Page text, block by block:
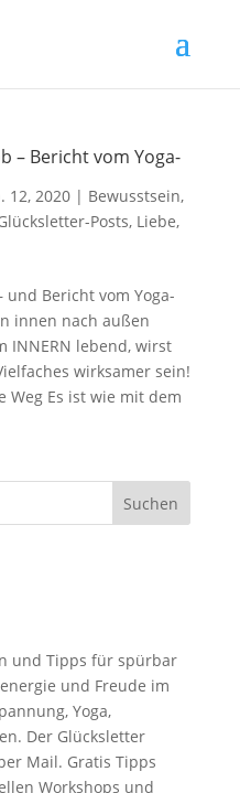
– Bericht vom Yoga-
12, 2020| Bewusstsein,
Posts, Liebe,
Bericht vom Yoga-
innen nach außen
INNERN lebend, wirst
wirksamer sein!
Weg Es ist wie mit dem
und Tipps für spürbar
und Freude im
Yoga,
Der Glücksletter
Mail. Gratis Tipps
Workshops und